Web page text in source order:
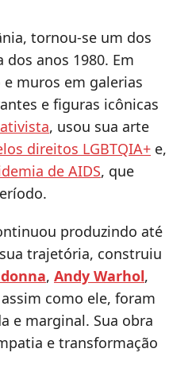
tornou-se um dos
anos 1980. Em
muros em galerias
e figuras icônicas
, usou sua arte
direitos LGBTQIA+ e,
de AIDS, que
produzindo até
trajetória, construiu
, Andy Warhol,
como ele, foram
e marginal. Sua obra
e transformação